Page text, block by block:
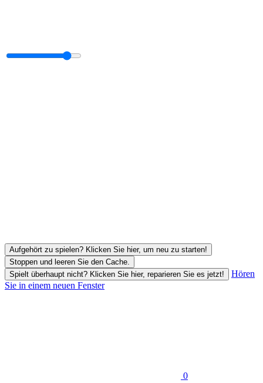
Aufgehört zu spielen? Klicken Sie hier, um neu zu starten!
Stoppen und leeren Sie den Cache.
Spielt überhaupt nicht? Klicken Sie hier, reparieren Sie es jetzt!
Hören
Sie in einem neuen Fenster
0